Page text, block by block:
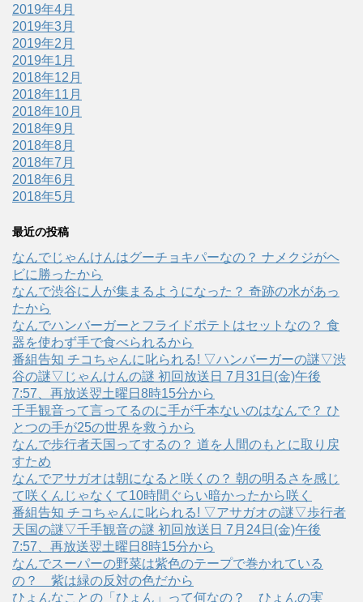
2019年4月
2019年3月
2019年2月
2019年1月
2018年12月
2018年11月
2018年10月
2018年9月
2018年8月
2018年7月
2018年6月
2018年5月
最近の投稿
なんでじゃんけんはグーチョキパーなの？ ナメクジがヘ
ビに勝ったから
なんで渋谷に人が集まるようになった？ 奇跡の水があっ
たから
なんでハンバーガーとフライドポテトはセットなの？ 食
器を使わず手で食べられるから
番組告知 チコちゃんに叱られる! ▽ハンバーガーの謎▽渋
谷の謎▽じゃんけんの謎 初回放送日 7月31日(金)午後
7:57、再放送翌土曜日8時15分から
千手観音って言ってるのに手が千本ないのはなんで？ ひ
とつの手が25の世界を救うから
なんで歩行者天国ってするの？ 道を人間のもとに取り戻
すため
なんでアサガオは朝になると咲くの？ 朝の明るさを感じ
て咲くんじゃなくて10時間ぐらい暗かったから咲く
番組告知 チコちゃんに叱られる! ▽アサガオの謎▽歩行者
天国の謎▽千手観音の謎 初回放送日 7月24日(金)午後
7:57、再放送翌土曜日8時15分から
なんでスーパーの野菜は紫色のテープで巻かれている
の？ 紫は緑の反対の色だから
ひょんなことの「ひょん」って何なの？ ひょんの実